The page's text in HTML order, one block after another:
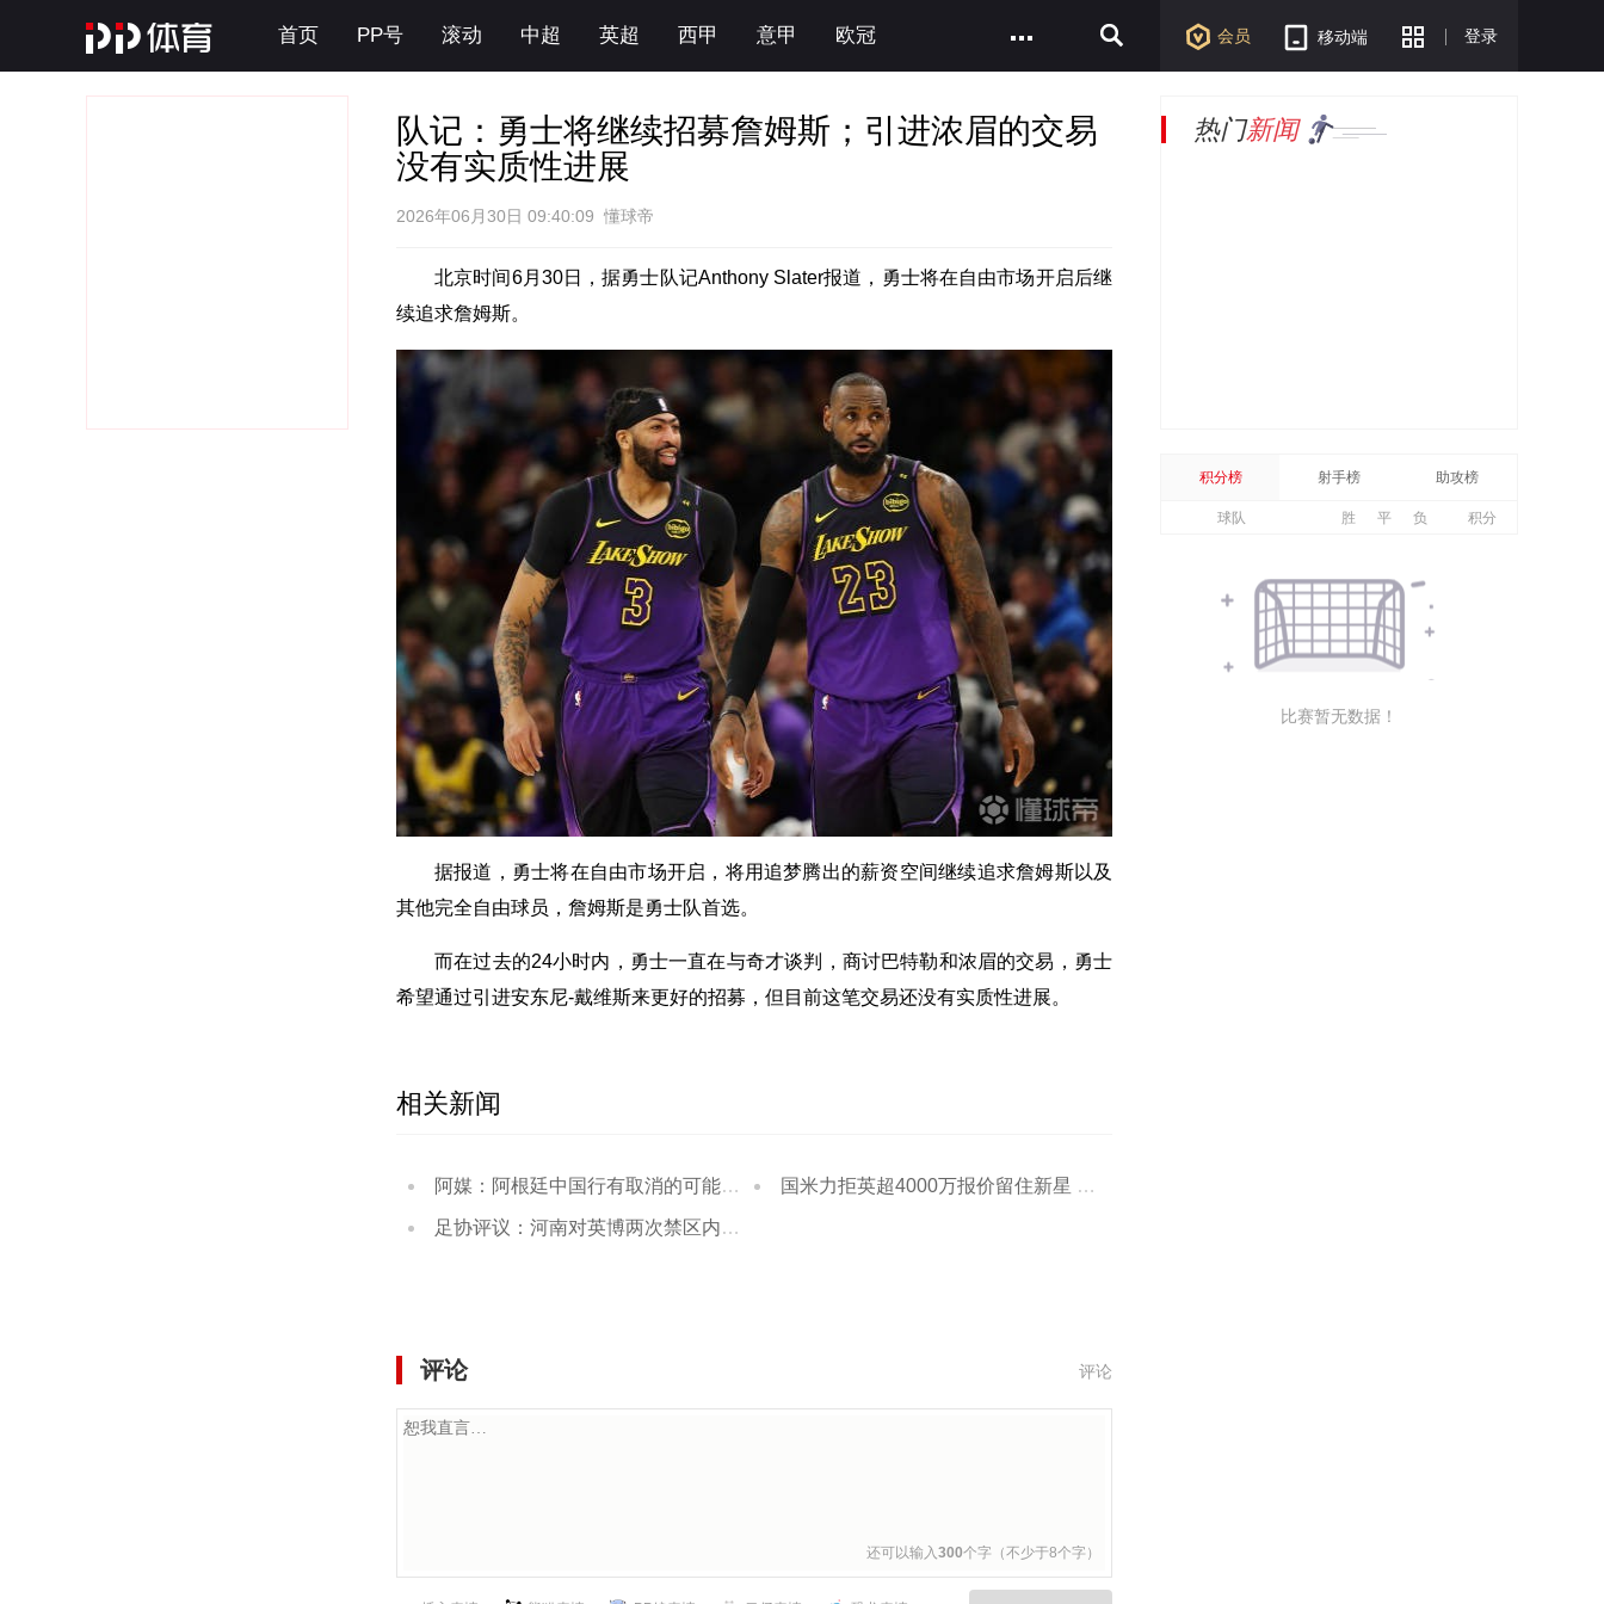
首页 PP号 滚动 中超 英超 西甲 意甲 欧冠 会员 移动端 登录
队记：勇士将继续招募詹姆斯；引进浓眉的交易
没有实质性进展
2026年06月30日 09:40:09 懂球帝
北京时间6月30日，据勇士队记Anthony Slater报道，勇士将在自由市场开启后继
续追求詹姆斯。
据报道，勇士将在自由市场开启，将用追梦腾出的薪资空间继续追求詹姆斯以及
其他完全自由球员，詹姆斯是勇士队首选。
而在过去的24小时内，勇士一直在与奇才谈判，商讨巴特勒和浓眉的交易，勇士
希望通过引进安东尼-戴维斯来更好的招募，但目前这笔交易还没有实质性进展。
相关新闻
阿媒：阿根廷中国行有取消的可能性 阿根廷足协与主办方存在分歧 国米力拒英超4000万报价留住新星 齐沃中场变革助力良多
足协评议：河南对英博两次禁区内倒地未判点 主裁决定正确
评论 评论
还可以输入300个字（不少于8个字）
热门新闻
积分榜 射手榜 助攻榜
球队 胜 平 负 积分
比赛暂无数据！